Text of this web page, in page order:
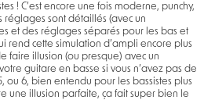
! C’est encore une fois moderne, punchy,
sont détaillés (avec un
et des réglages séparés pour les bas et
rend cette simulation d’ampli encore plus
faire illusion (ou presque) avec un
guitare en basse si vous n’avez pas de
ou 6, bien entendu pour les bassistes plus
une illusion parfaite, ça fait super bien le